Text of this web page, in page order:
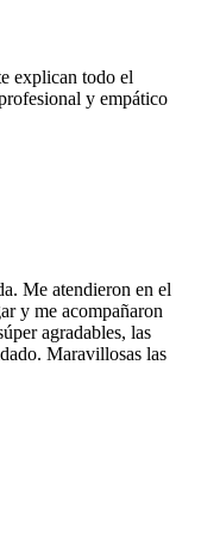
explican todo el
y empático
Me atendieron en el
y me acompañaron
agradables, las
Maravillosas las